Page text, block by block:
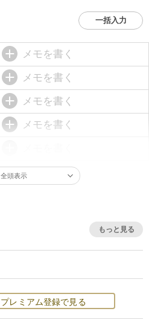
一括入力
メモを書く
メモを書く
メモを書く
メモを書く
全頭表示
もっと見る
プレミアム登録で見る